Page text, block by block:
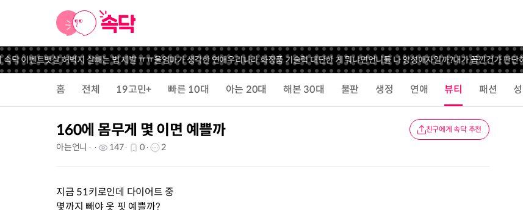
닥 이벤트뱃살 허벅지 살빼는 법 제발 ㅠㅠ울엄마가 생각한 연애우리나라 화장품 기술력 대단한 게 뭐냐면언니들 나 양성애자일까?내가 꼽낀건가 판단해
홈 전체 19고민+ 빠른 10대 아는 20대 해본 30대 불판 생정 연애 뷰티 패션
160에 몸무게 몇 이면 예쁠까 친구에게 속닥 추천
아는언니 147 0 2
지금 51키로인데 다이어트 중
몇까지 빼야 옷 핏 예쁠까?